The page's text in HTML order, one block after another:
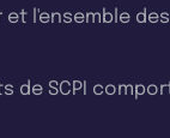
l'ensemble
de SCPI